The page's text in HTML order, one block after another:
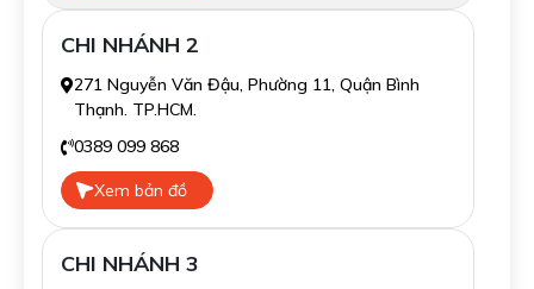
CHI NHÁNH 2
271 Nguyễn Văn Đậu, Phường 11, Quận Bình
Thạnh. TP.HCM.
0389 099 868
Xem bản đồ
CHI NHÁNH 3